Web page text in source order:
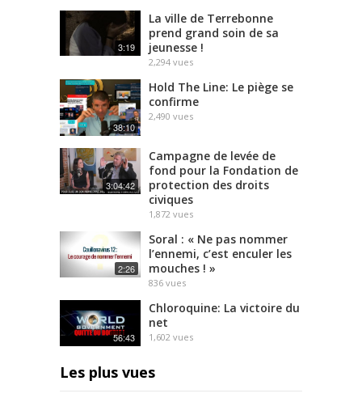
3:19
La ville de Terrebonne
prend grand soin de sa
jeunesse !
2,294 vues
38:10
Hold The Line: Le piège se
confirme
2,490 vues
3:04:42
Campagne de levée de
fond pour la Fondation de
protection des droits
civiques
1,872 vues
2:26
Soral : « Ne pas nommer
l’ennemi, c’est enculer les
mouches ! »
836 vues
56:43
Chloroquine: La victoire du
net
1,602 vues
Les plus vues